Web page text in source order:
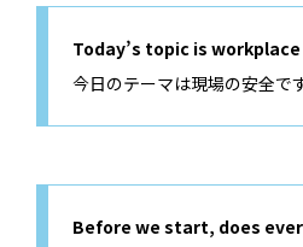
Today’s topic is
今日のテーマは現場の安全です
Before we start, does